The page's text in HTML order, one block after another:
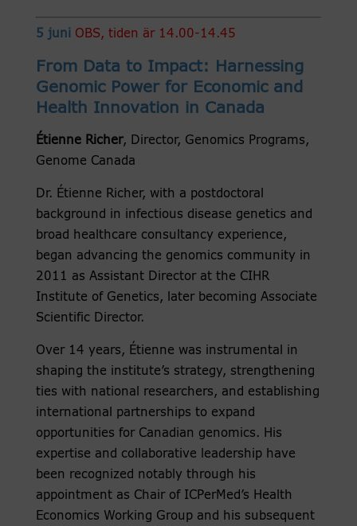
5 juni OBS, tiden är 14.00-14.45
From Data to Impact: Harnessing
Genomic Power for Economic and
Health Innovation in Canada
Étienne Richer, Director, Genomics Programs,
Genome Canada
Dr. Étienne Richer, with a postdoctoral
background in infectious disease genetics and
broad healthcare consultancy experience,
began advancing the genomics community in
2011 as Assistant Director at the CIHR
Institute of Genetics, later becoming Associate
Scientific Director.
Over 14 years, Étienne was instrumental in
shaping the institute’s strategy, strengthening
ties with national researchers, and establishing
international partnerships to expand
opportunities for Canadian genomics. His
expertise and collaborative leadership have
been recognized notably through his
appointment as Chair of ICPerMed’s Health
Economics Working Group and his subsequent